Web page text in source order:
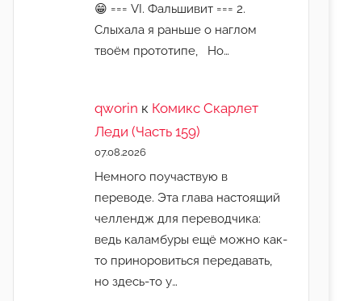
😁 === VI. Фальшивит === 2.
Слыхала я раньше о наглом
твоём прототипе, Но…
qworin к Комикс Скарлет
Леди (Часть 159)
07.08.2026
Немного поучаствую в
переводе. Эта глава настоящий
челлендж для переводчика:
ведь каламбуры ещё можно как-
то приноровиться передавать,
но здесь-то у…